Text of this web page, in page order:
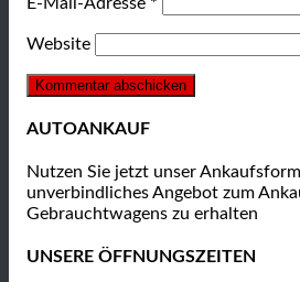
E-Mail-Adresse *
Website
AUTOANKAUF
Nutzen Sie jetzt unser
unverbindliches Angebot zum
Gebrauchtwagens zu erhalten
UNSERE ÖFFNUNGSZEITEN